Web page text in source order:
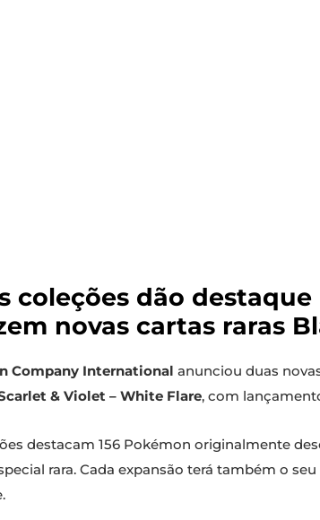
coleções dão
novas cartas raras
Company International anunciou duas
& Violet – White Flare, com
destacam 156 Pokémon originalmente
rara. Cada expansão terá também o